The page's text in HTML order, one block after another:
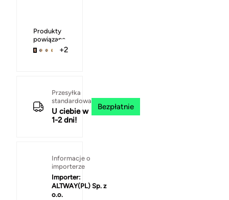
Produkty
powiązane
+2
Przesyłka
standardowa
U ciebie w
1-2 dni!
Bezpłatnie
Informacje o
importerze
Importer:
ALTWAY(PL) Sp. z
o.o.